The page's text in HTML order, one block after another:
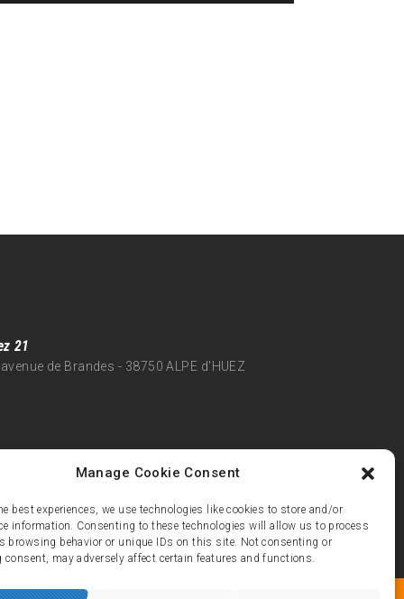
Manage Cookie Consent
best experiences, we use technologies like cookies to store and/or
information. Consenting to these technologies will allow us to process
browsing behavior or unique IDs on this site. Not consenting or
may adversely affect certain features and functions.
21
de Brandes - 38750 ALPE d'HUEZ